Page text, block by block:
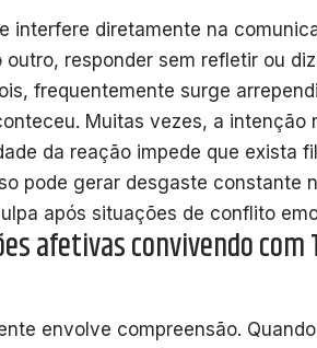
interfere diretamente na
responder sem refletir ou
frequentemente surge
Muitas vezes, a intenção
da reação impede que exista
pode gerar desgaste constante
após situações de conflito
afetivas convivendo com
envolve compreensão.